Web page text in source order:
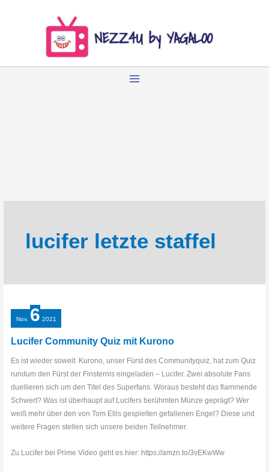
lucifer letzte staffel
Nov. 6 2021
Lucifer Community Quiz mit Kurono
Es ist wieder soweit. Kurono, unser Fürst des Communityquiz, hat zum Quiz
rundum den Fürst der Finsternis eingeladen – Lucifer. Zwei absolute Fans
duellieren sich um den Titel des Superfans. Woraus besteht das flammende
Schwert? Was ist überhaupt auf Lucifers berühmten Münze geprägt? Wer
weiß mehr über den von Tom Ellis gespielten gefallenen Engel? Diese und
weitere Fragen stellen sich unsere beiden Teilnehmer.
Zu Lucifer bei Prime Video geht es hier: https://amzn.to/3vEKwWw